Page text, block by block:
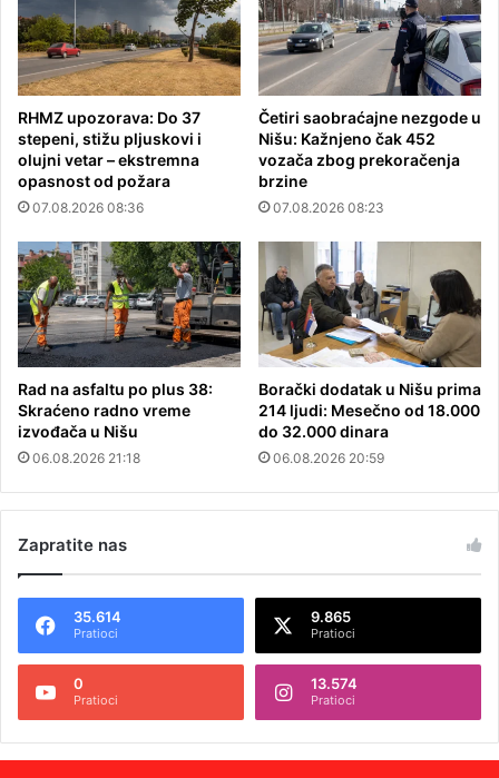
RHMZ upozorava: Do 37
stepeni, stižu pljuskovi i
olujni vetar – ekstremna
opasnost od požara
07.08.2026 08:36
Četiri saobraćajne nezgode u
Nišu: Kažnjeno čak 452
vozača zbog prekoračenja
brzine
07.08.2026 08:23
Rad na asfaltu po plus 38:
Skraćeno radno vreme
izvođača u Nišu
06.08.2026 21:18
Borački dodatak u Nišu prima
214 ljudi: Mesečno od 18.000
do 32.000 dinara
06.08.2026 20:59
Zapratite nas
35.614
Pratioci
9.865
Pratioci
0
Pratioci
13.574
Pratioci